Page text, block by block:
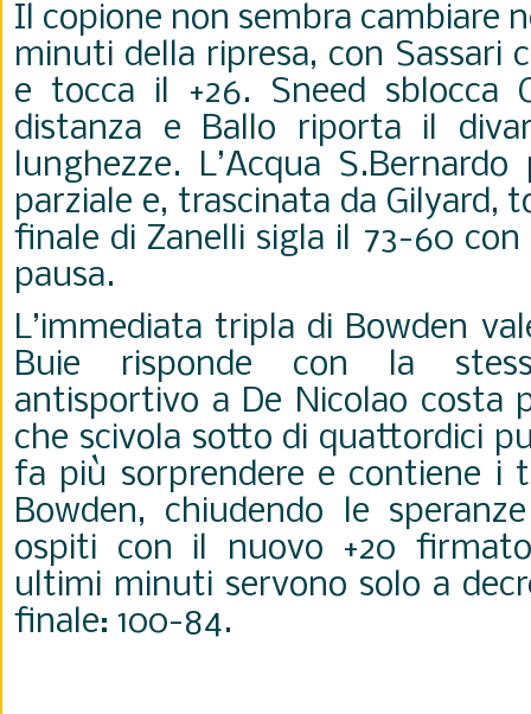
Il copione non sembra cambiare
minuti della ripresa, con Sassari
e tocca il +26. Sneed sblocca
distanza e Ballo riporta il
lunghezze. L’Acqua
parziale e, trascinata da Gilyard,
finale di Zanelli sigla il 73-60 con
pausa.
L’immediata tripla di Bowden
Buie risponde con la
antisportivo a De Nicolao costa
che scivola sotto di quattordici
fa più sorprendere e contiene i
Bowden, chiudendo le
ospiti con il nuovo +20
ultimi minuti servono solo a
finale: 100-84.